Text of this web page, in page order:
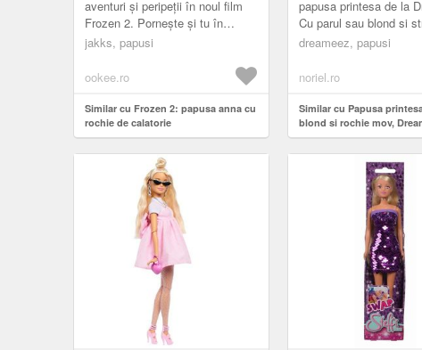
aventuri și peripeții în noul film
Frozen 2. Pornește și tu în
aventură împreună cu noua
jakks, papusi
ookee.ro
Similar cu Frozen 2: papusa anna cu
rochie de calatorie
papusa printesa de la
Cu parul sau blond si
aceasta papusa
dreameez, papusi
noriel.ro
Similar cu Papusa
blond si rochie mov,